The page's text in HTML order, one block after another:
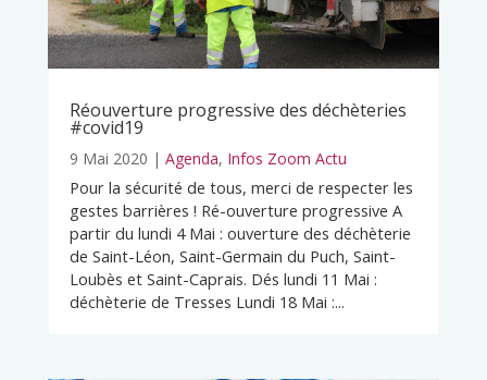
Réouverture progressive des déchèteries
#covid19
9 Mai 2020 | Agenda, Infos Zoom Actu
Pour la sécurité de tous, merci de respecter les
gestes barrières ! Ré-ouverture progressive A
partir du lundi 4 Mai : ouverture des déchèterie
de Saint-Léon, Saint-Germain du Puch, Saint-
Loubès et Saint-Caprais. Dés lundi 11 Mai :
déchèterie de Tresses Lundi 18 Mai :...